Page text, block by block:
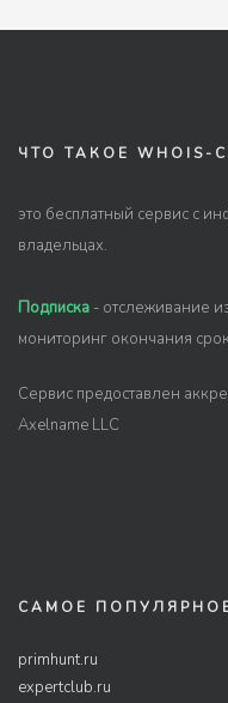
ЧТО ТАКОЕ WHOIS-
это бесплатный сервис с
владельцах.
Подписка - отслеживание
мониторинг окончания
Сервис предоставлен
Axelname LLC
САМОЕ
primhunt.ru
expertclub.ru